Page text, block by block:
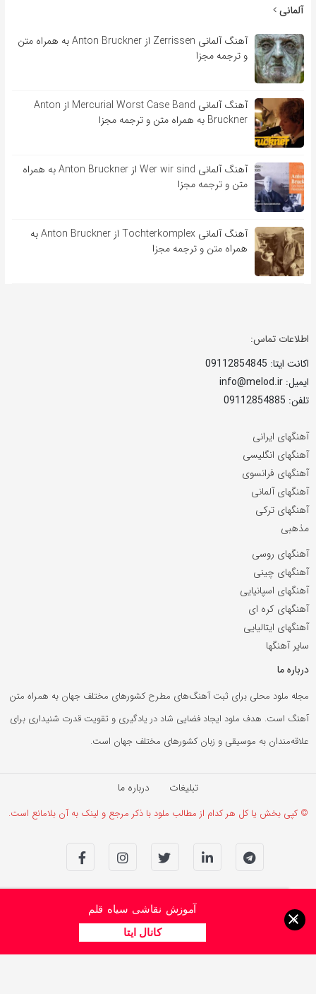
آلمانی
آهنگ آلمانی Zerrissen از Anton Bruckner به همراه متن
و ترجمه مجزا
آهنگ آلمانی Mercurial Worst Case Band از Anton
Bruckner به همراه متن و ترجمه مجزا
آهنگ آلمانی Wer wir sind از Anton Bruckner به همراه
متن و ترجمه مجزا
آهنگ آلمانی Tochterkomplex از Anton Bruckner به
همراه متن و ترجمه مجزا
اطلاعات تماس:
اکانت ایتا: 09112854845
ایمیل: info@melod.ir
تلفن: 09112854885
آهنگهای ایرانی
آهنگهای انگلیسی
آهنگهای فرانسوی
آهنگهای آلمانی
آهنگهای ترکی
مذهبی
آهنگهای روسی
آهنگهای چینی
آهنگهای اسپانیایی
آهنگهای کره ای
آهنگهای ایتالیایی
سایر آهنگها
درباره ما
مجله ملود محلی برای ثبت آهنگ‌های مطرح کشورهای مختلف جهان به همراه متن
آهنگ است. هدف ملود ایجاد فضایی شاد در یادگیری و تقویت قدرت شنیداری برای
علاقه‌مندان به موسیقی و زبان کشورهای مختلف جهان است.
تبلیغات درباره ما
© کپی بخش یا کل هر کدام از مطالب ملود با ذکر مرجع و لینک به آن بلامانع است.
آموزش نقاشی سیاه قلم
کانال ایتا
×